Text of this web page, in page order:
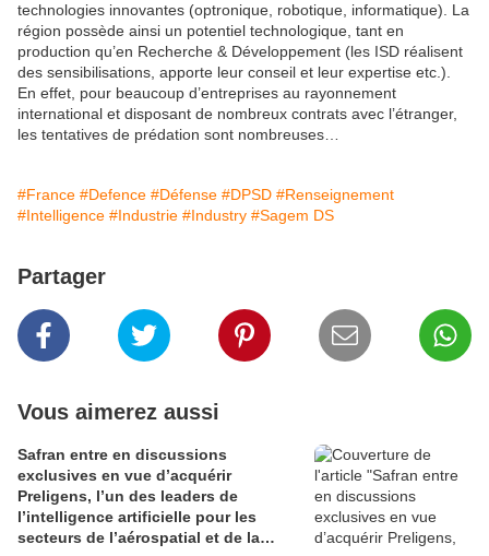
technologies innovantes (optronique, robotique, informatique). La
région possède ainsi un potentiel technologique, tant en
production qu’en Recherche & Développement (les ISD réalisent
des sensibilisations, apporte leur conseil et leur expertise etc.).
En effet, pour beaucoup d’entreprises au rayonnement
international et disposant de nombreux contrats avec l’étranger,
les tentatives de prédation sont nombreuses…
#France #Defence #Défense #DPSD #Renseignement
#Intelligence #Industrie #Industry #Sagem DS
Partager
Vous aimerez aussi
Safran entre en discussions
exclusives en vue d’acquérir
Preligens, l’un des leaders de
l’intelligence artificielle pour les
secteurs de l’aérospatial et de la